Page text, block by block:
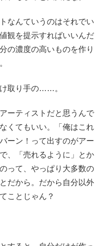
なんていうのはそれでい
観を提示すればいいんだ
の濃度の高いものを作り
け取り手の……。
ーティストだと思うんで
くてもいい。「俺はこれ
ーン！って出すのがアー
、「売れるように」とか
って、やっぱり大多数の
だから。だから自分以外
ことじゃん？